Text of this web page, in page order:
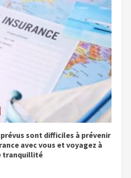
sont difficiles à prévenir
avec vous et voyagez à
tranquillité